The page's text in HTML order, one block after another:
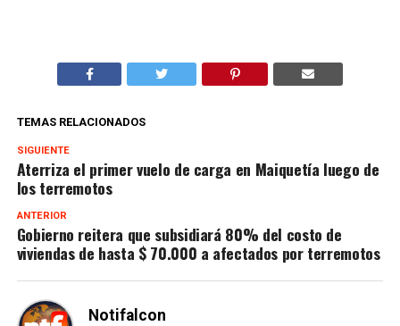
TEMAS RELACIONADOS
SIGUIENTE
Aterriza el primer vuelo de carga en Maiquetía luego de
los terremotos
ANTERIOR
Gobierno reitera que subsidiará 80% del costo de
viviendas de hasta $ 70.000 a afectados por terremotos
Notifalcon